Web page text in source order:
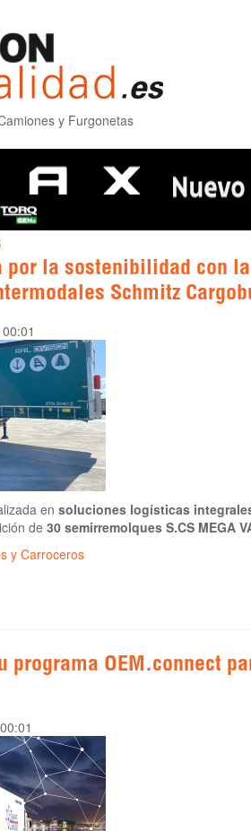
y Furgonetas
por la sostenibilidad con
Schmitz
en soluciones logísticas
de 30 semirremolques S.CS MEGA
y Carroceros
programa OEM.connect